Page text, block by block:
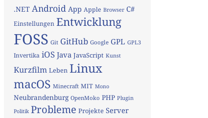
.NET Android App Apple Browser C#
Einstellungen Entwicklung
FOSS Git GitHub Google GPL GPL3
Invertika iOS Java JavaScript Kunst
Kurzfilm Leben Linux
macOS Minecraft MIT Mono
Neubrandenburg OpenMoko PHP Plugin
Politik Probleme Projekte Server